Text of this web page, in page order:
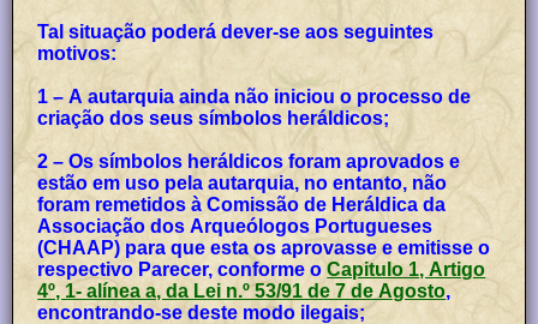
Tal situação poderá dever-se aos seguintes
motivos:
1 – A autarquia ainda não iniciou o processo de
criação dos seus símbolos heráldicos;
2 – Os símbolos heráldicos foram aprovados e
estão em uso pela autarquia, no entanto, não
foram remetidos à Comissão de Heráldica da
Associação dos Arqueólogos Portugueses
(CHAAP) para que esta os aprovasse e emitisse o
respectivo Parecer, conforme oCapitulo 1, Artigo
4º, 1- alínea a, da Lei n.º 53/91 de 7 de Agosto,
encontrando-se deste modo ilegais;